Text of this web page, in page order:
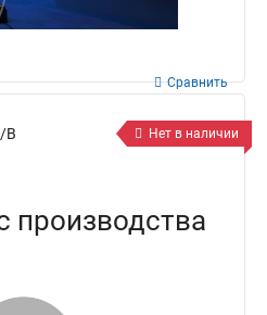
B
Сравнить
Нет в наличии
производства